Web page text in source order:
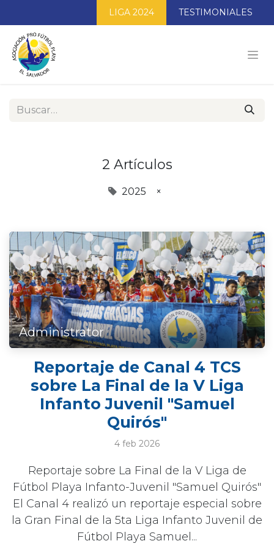
LIGA 2024 TESTIMONIALES
2 Artículos
2025 ×
Administrator
Reportaje de Canal 4 TCS
sobre La Final de la V Liga
Infanto Juvenil "Samuel
Quirós"
4 feb 2026
Reportaje sobre La Final de la V Liga de
Fútbol Playa Infanto-Juvenil "Samuel Quirós"
El Canal 4 realizó un reportaje especial sobre
la Gran Final de la 5ta Liga Infanto Juvenil de
Fútbol Playa Samuel...